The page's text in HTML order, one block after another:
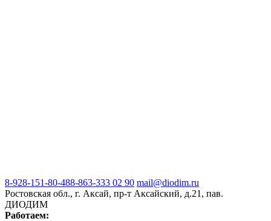
8-928-151-80-488-863-333 02 90 mail@diodim.ru
Ростовская обл., г. Аксай, пр-т Аксайский, д.21, пав.
ДИОДИМ
Работаем: